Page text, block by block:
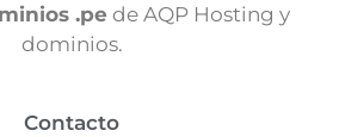
.pe de AQP Hosting y
dominios.
Contacto